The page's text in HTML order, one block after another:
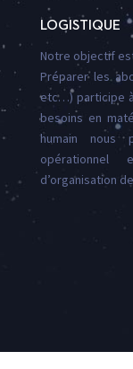
LOGISTIQUE
Notre objectif
Préparer les
etc…) participe
besoins en
humain nous
d’organisation